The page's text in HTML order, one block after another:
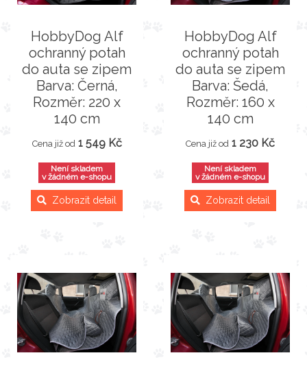
HobbyDog Alf
ochranný potah
do auta se zipem
Barva: Černá,
Rozměr: 220 x
140 cm
Cena již od 1 549 Kč
Není skladem
v žádném e-shopu
Zobrazit detail
HobbyDog Alf
ochranný potah
do auta se zipem
Barva: Šedá,
Rozměr: 160 x
140 cm
Cena již od 1 230 Kč
Není skladem
v žádném e-shopu
Zobrazit detail